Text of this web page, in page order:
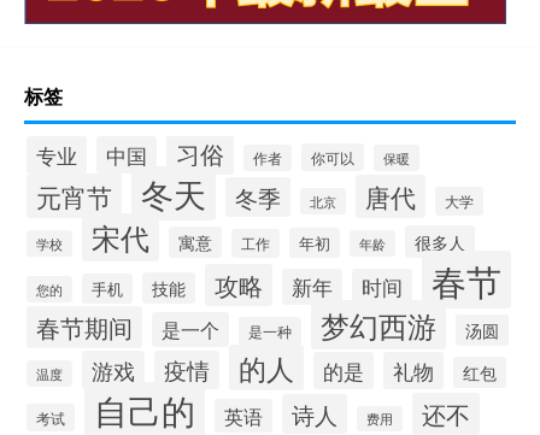
标签
专业 中国 习俗 作者 你可以 保暖
元宵节 冬天 冬季 北京 唐代 大学
学校 宋代 寓意 工作 年初 年龄 很多人
您的 手机 技能 攻略 新年 时间 春节
春节期间 是一个 是一种 梦幻西游 汤圆
温度 游戏 疫情 的人 的是 礼物 红包
考试 自己的 英语 诗人 费用 还不